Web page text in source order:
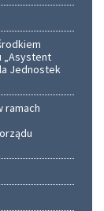
„Asystent
Jednostek
ramach